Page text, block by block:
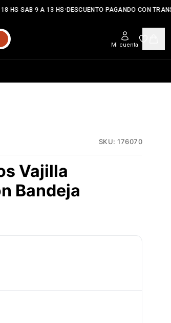
HS SAB 9 A 13 HS•DESCUENTO PAGANDO CON
Mi cuenta
SKU: 176070
Vajilla
Bandeja